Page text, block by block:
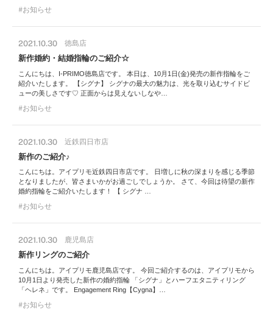
お知らせ
2021.10.30 徳島店
新作婚約・結婚指輪のご紹介☆
こんにちは、I-PRIMO徳島店です。 本日は、10月1日(金)発売の新作指輪をご
紹介いたします。 【シグナ】 シグナの最大の魅力は、光を取り込むサイドビ
ューの美しさです♡ 正面からは見えないしなや…
お知らせ
2021.10.30 近鉄四日市店
新作のご紹介♪
こんにちは。アイプリモ近鉄四日市店です。 日増しに秋の深まりを感じる季節
となりましたが、皆さまいかがお過ごしでしょうか。 さて、今回は待望の新作
婚約指輪をご紹介いたします！ 【 シグナ …
お知らせ
2021.10.30 鹿児島店
新作リングのご紹介
こんにちは。アイプリモ鹿児島店です。 今回ご紹介するのは、アイプリモから
10月1日より発売した新作の婚約指輪 「シグナ」とハーフエタニティリング
「ヘレネ」です。 Engagement Ring【Cygna】…
お知らせ